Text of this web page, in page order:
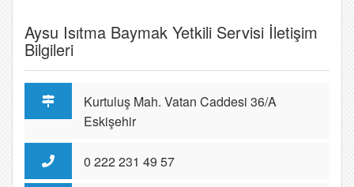
Aysu Isıtma Baymak Yetkili Servisi İletişim
Bilgileri
Kurtuluş Mah. Vatan Caddesi 36/A
Eskişehir
0 222 231 49 57